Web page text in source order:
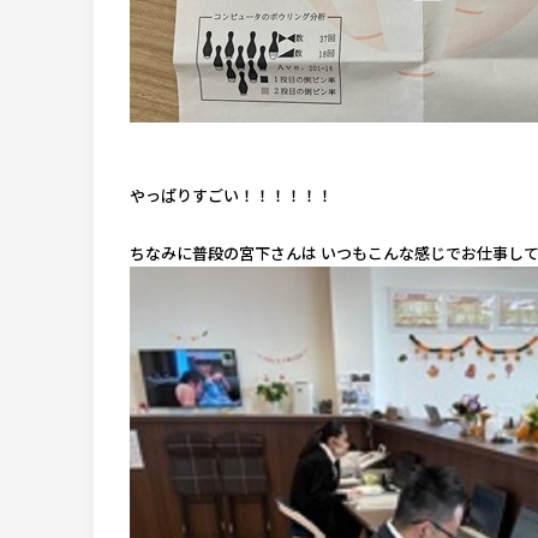
やっぱりすごい！！！！！！
ちなみに普段の宮下さんは いつもこんな感じでお仕事し